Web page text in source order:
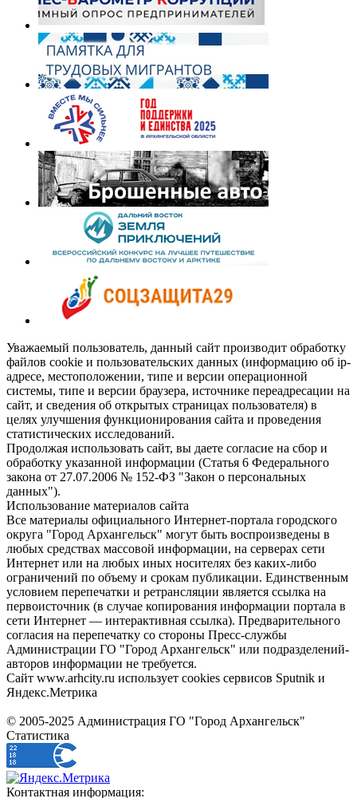
Уважаемый пользователь, данный сайт производит обработку
файлов cookie и пользовательских данных (информацию об ip-
адресе, местоположении, типе и версии операционной
системы, типе и версии браузера, источнике переадресации на
сайт, и сведения об открытых страницах пользователя) в
целях улучшения функционирования сайта и проведения
статистических исследований.
Продолжая использовать сайт, вы даете согласие на сбор и
обработку указанной информации (Статья 6 Федерального
закона от 27.07.2006 № 152-ФЗ "Закон о персональных
данных").
Использование материалов сайта
Все материалы официального Интернет-портала городского
округа "Город Архангельск" могут быть воспроизведены в
любых средствах массовой информации, на серверах сети
Интернет или на любых иных носителях без каких-либо
ограничений по объему и срокам публикации. Единственным
условием перепечатки и ретрансляции является ссылка на
первоисточник (в случае копирования информации портала в
сети Интернет — интерактивная ссылка). Предварительного
согласия на перепечатку со стороны Пресс-службы
Администрации ГО "Город Архангельск" или подразделений-
авторов информации не требуется.
Сайт www.arhcity.ru использует cookies сервисов Sputnik и
Яндекс.Метрика
© 2005-2025 Администрация ГО "Город Архангельск"
Статистика
Контактная информация: